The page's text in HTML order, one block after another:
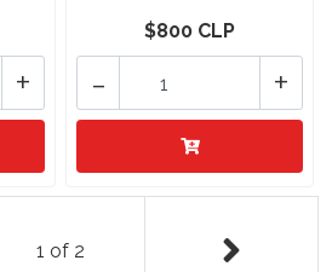
+
$800 CLP
+
-
1 of 2